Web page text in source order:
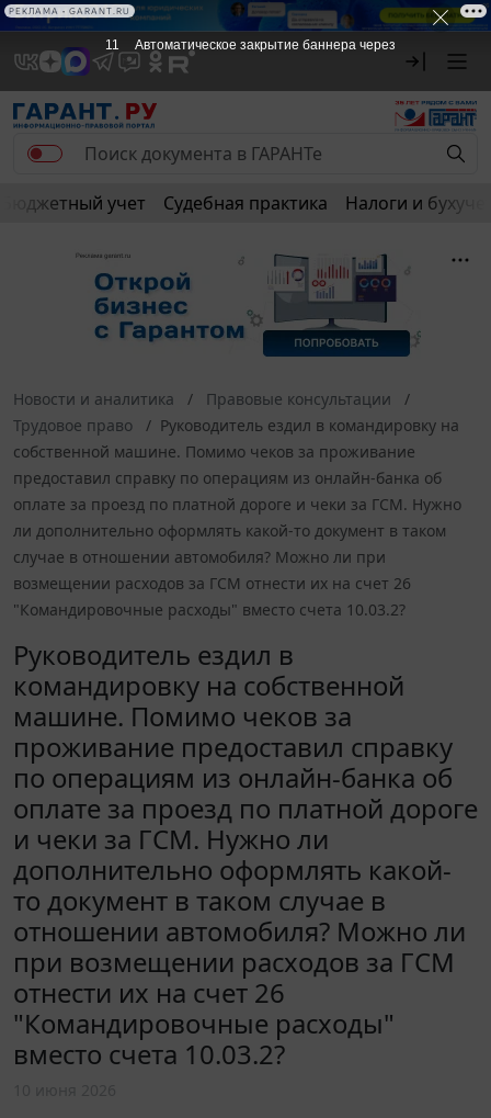
Бюджетный учет Судебная практика Налоги и
Новости и аналитика
Правовые консультации
Трудовое право
Руководитель ездил в командировку на
собственной машине. Помимо чеков за проживание
предоставил справку по операциям из онлайн-банка об
оплате за проезд по платной дороге и чеки за ГСМ. Нужно
ли дополнительно оформлять какой-то документ в таком
случае в отношении автомобиля? Можно ли при
возмещении расходов за ГСМ отнести их на счет 26
"Командировочные расходы" вместо счета 10.03.2?
Руководитель ездил в
командировку на собственной
машине. Помимо чеков за
проживание предоставил справку
по операциям из онлайн-банка об
оплате за проезд по платной дороге
и чеки за ГСМ. Нужно ли
дополнительно оформлять какой-
то документ в таком случае в
отношении автомобиля? Можно ли
при возмещении расходов за ГСМ
отнести их на счет 26
"Командировочные расходы"
вместо счета 10.03.2?
10 Автоматическое закрытие баннера через
РЕКЛАМА • GARANT.RU